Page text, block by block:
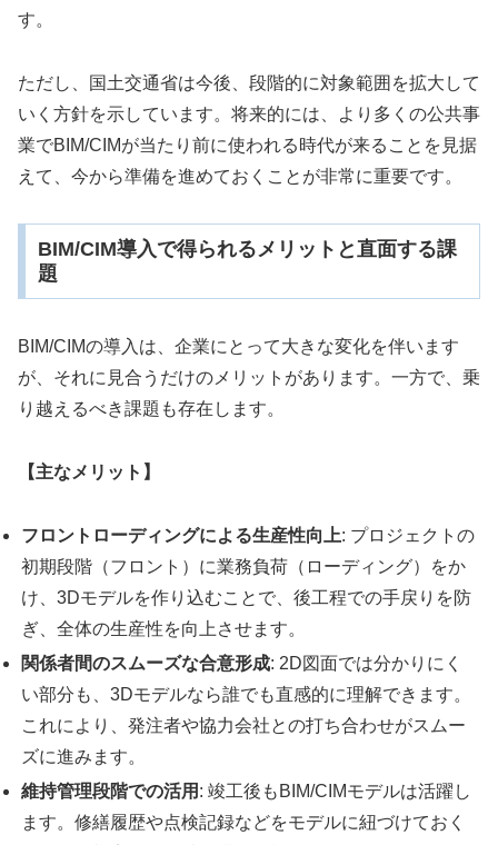
す。
ただし、国土交通省は今後、段階的に対象範囲を拡大して
いく方針を示しています。将来的には、より多くの公共事
業でBIM/CIMが当たり前に使われる時代が来ることを見据
えて、今から準備を進めておくことが非常に重要です。
BIM/CIM導入で得られるメリットと直面する課
題
BIM/CIMの導入は、企業にとって大きな変化を伴います
が、それに見合うだけのメリットがあります。一方で、乗
り越えるべき課題も存在します。
【主なメリット】
フロントローディングによる生産性向上: プロジェクトの
初期段階（フロント）に業務負荷（ローディング）をか
け、3Dモデルを作り込むことで、後工程での手戻りを防
ぎ、全体の生産性を向上させます。
関係者間のスムーズな合意形成: 2D図面では分かりにく
い部分も、3Dモデルなら誰でも直感的に理解できます。
これにより、発注者や協力会社との打ち合わせがスムー
ズに進みます。
維持管理段階での活用 : 竣工後もBIM/CIMモデルは活躍し
ます。修繕履歴や点検記録などをモデルに紐づけておく